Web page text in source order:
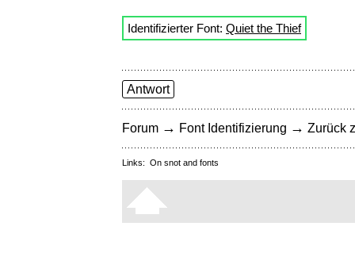
Identifizierter Font: Quiet the Thief
Antwort
Forum → Font Identifizierung → Zurück
Links: On snot and fonts